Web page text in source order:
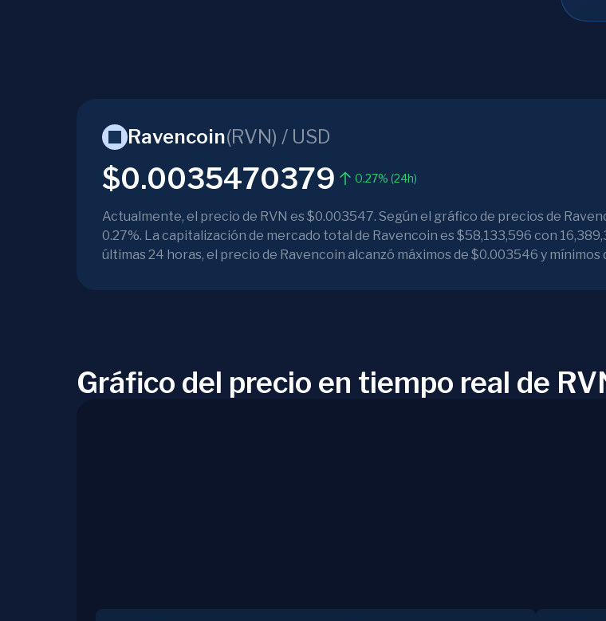
Ravencoin(RVN) / USD
$0.0035470379 0.27% (24h)
Actualmente, el precio de RVN es $0.003547. Según el gráfico de precios de
0.27%. La capitalización de mercado total de Ravencoin es $58,133,596 con
últimas 24 horas, el precio de Ravencoin alcanzó máximos de $0.003546 y mínimos
Gráfico del precio en tiempo real de